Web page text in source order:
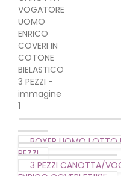
BOXER UOMO LOTTO
PEZZI
3 PEZZI CANOTTA/